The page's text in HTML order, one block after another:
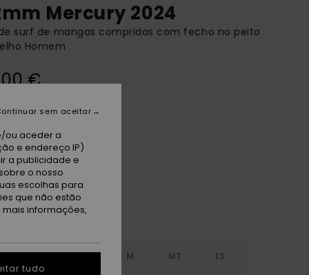
Mercury 2024
surf de mangas compridas com fecho no peito
Homem
€
Risk Red
S MS M MT LS
ou aceder a
e endereço IP)
a publicidade e
o nosso
escolhas para
que não estão
informações,
sem aceitar
tudo